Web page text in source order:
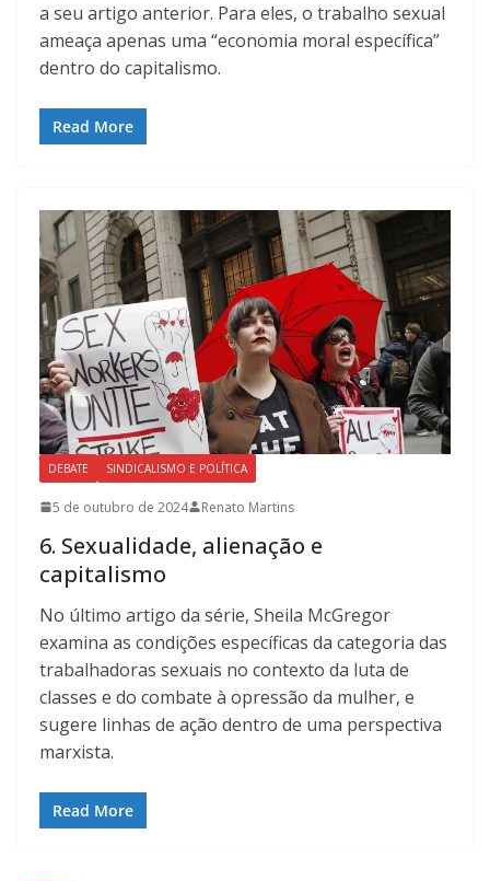
a seu artigo anterior. Para eles, o trabalho sexual
ameaça apenas uma “economia moral específica”
dentro do capitalismo.
Read More
DEBATE SINDICALISMO E POLÍTICA
5 de outubro de 2024 Renato Martins
6. Sexualidade, alienação e
capitalismo
No último artigo da série, Sheila McGregor
examina as condições específicas da categoria das
trabalhadoras sexuais no contexto da luta de
classes e do combate à opressão da mulher, e
sugere linhas de ação dentro de uma perspectiva
marxista.
Read More